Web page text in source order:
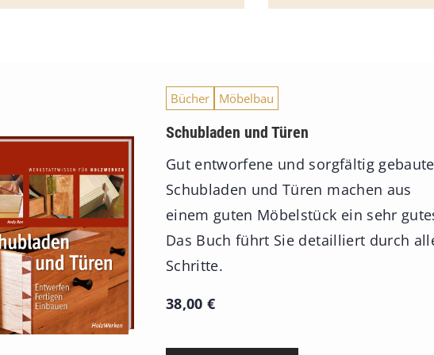
Bücher Möbelbau
Schubladen und Türen
Gut entworfene und sorgfältig gebaute
Schubladen und Türen machen aus
einem guten Möbelstück ein sehr
Das Buch führt Sie detailliert durch
Schritte.
38,00 €